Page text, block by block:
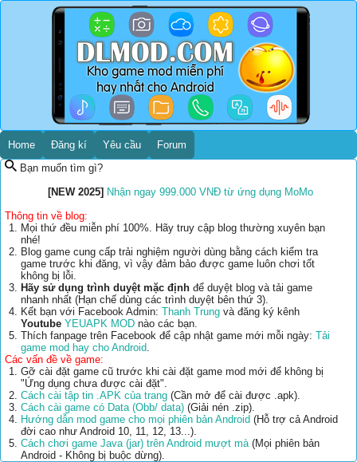
Home Đăng kí Yêu cầu
Forum
Bạn muốn tìm gì?
[NEW 2025] Nhận ngay 999.000 VNĐ từ ứng dụng MoMo
Thông tin về blog:
Mọi thứ đều miễn phí 100%. Hãy truy cập blog thường xuyên bạn
nhé!
Blog game cung cấp trải nghiệm người dùng bằng cách kiểm tra
game trước khi đăng, vì vậy đảm bảo được game luôn chơi tốt
không bị lỗi.
Hãy sử dụng trình duyệt mặc định để duyệt blog và tải game
nhanh nhất (Hạn chế dùng các trình duyệt bên thứ 3).
Kết bạn với Facebook Admin: Thanh Trung và đăng ký kênh
Youtube YEUAPK MOD nào các bạn.
Thích fanpage trên Facebook để cập nhật game mới mỗi ngày: Tải
game mod hay cho Android.
Các vấn đề về game:
Gỡ cài đặt game cũ trước khi cài đặt game mod mới để không bị
"Ứng dụng chưa được cài đặt".
Cách cài tập tin .APK của trang (Cần mở để cài được .apk).
Cách cài game có Data (Obb/ data) (Giải nén .zip).
Hướng dẫn mod game cho mọi phiên bản Android (Hỗ trợ cả Android
đời cao như Android 10, 11, 12, 13...).
Cách chơi game Java (jar) trên Android mượt mà(Mọi phiên bản
Android - Không bị buộc dừng).